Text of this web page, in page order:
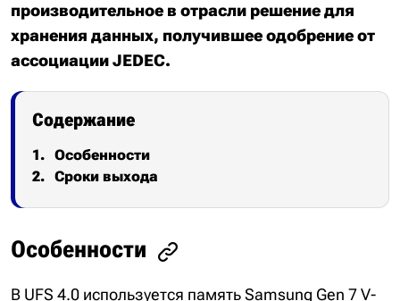
производительное в отрасли решение для
хранения данных, получившее одобрение от
ассоциации JEDEC.
Содержание
Особенности
Сроки выхода
Особенности
В UFS 4.0 используется память Samsung Gen 7 V-